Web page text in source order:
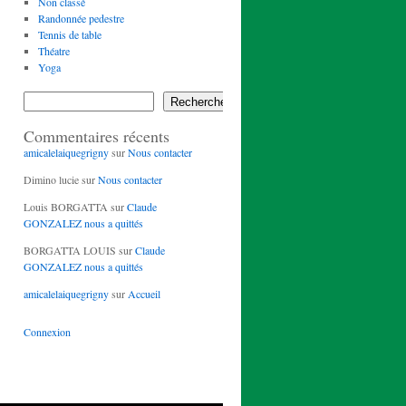
Randonnée pedestre
Tennis de table
Théatre
Yoga
Rechercher
Commentaires récents
amicalelaiquegrignysurNous contacter
Dimino luciesurNous contacter
Louis BORGATTA surClaude
GONZALEZ nous a quittés
BORGATTA LOUIS surClaude
GONZALEZ nous a quittés
amicalelaiquegrignysur Accueil
Connexion